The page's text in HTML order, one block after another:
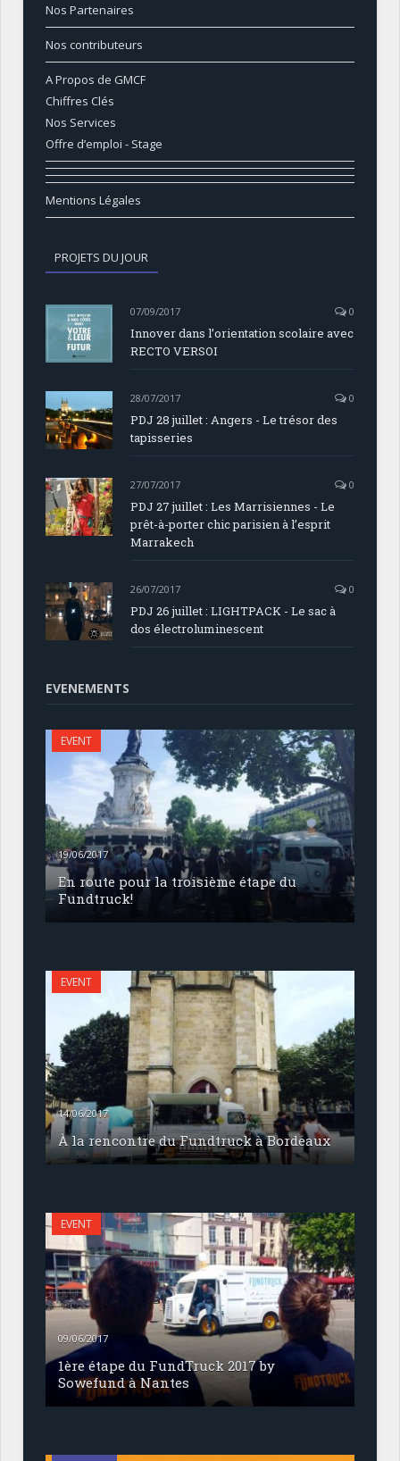
Nos Partenaires
Nos contributeurs
A Propos de GMCF
Chiffres Clés
Nos Services
Offre d’emploi - Stage
Mentions Légales
PROJETS DU JOUR
07/09/2017 0
Innover dans l’orientation scolaire avec
RECTO VERSOI
28/07/2017 0
PDJ 28 juillet : Angers - Le trésor des
tapisseries
27/07/2017 0
PDJ 27 juillet : Les Marrisiennes - Le
prêt-à-porter chic parisien à l’esprit
Marrakech
26/07/2017 0
PDJ 26 juillet : LIGHTPACK - Le sac à
dos électroluminescent
EVENEMENTS
EVENT
19/06/2017
En route pour la troisième étape du
Fundtruck!
EVENT
14/06/2017
À la rencontre du Fundtruck à Bordeaux
EVENT
09/06/2017
1ère étape du FundTruck 2017 by
Sowefund à Nantes